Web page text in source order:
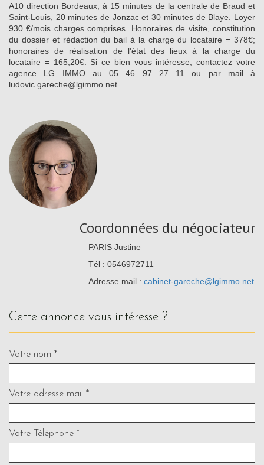
A10 direction Bordeaux, à 15 minutes de la centrale de Braud et
Saint-Louis, 20 minutes de Jonzac et 30 minutes de Blaye. Loyer
930 €/mois charges comprises. Honoraires de visite, constitution
du dossier et rédaction du bail à la charge du locataire = 378€;
honoraires de réalisation de l'état des lieux à la charge du
locataire = 165,20€. Si ce bien vous intéresse, contactez votre
agence LG IMMO au 05 46 97 27 11 ou par mail à
ludovic.gareche@lgimmo.net
Coordonnées du négociateur
PARIS Justine
Tél : 0546972711
Adresse mail : cabinet-gareche@lgimmo.net
cette annonce vous intéresse ?
Votre nom *
Votre adresse mail *
Votre Téléphone *